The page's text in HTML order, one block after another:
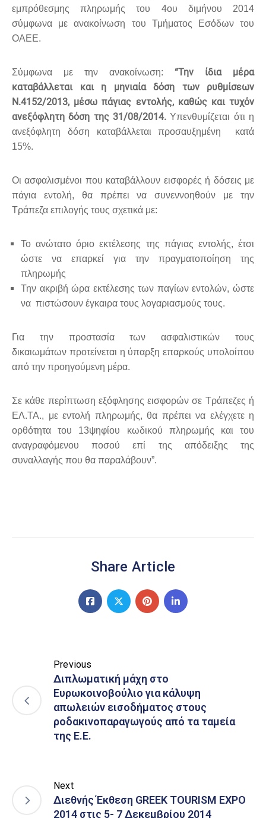
εμπρόθεσμης πληρωμής του 4ου διμήνου 2014
σύμφωνα με ανακοίνωση του Τμήματος Εσόδων του
ΟΑΕΕ.
Σύμφωνα με την ανακοίνωση: “Την ίδια μέρα
καταβάλλεται και η μηνιαία δόση των ρυθμίσεων
Ν.4152/2013, μέσω πάγιας εντολής, καθώς και τυχόν
ανεξόφλητη δόση της 31/08/2014. Υπενθυμίζεται ότι η
ανεξόφλητη δόση καταβάλλεται προσαυξημένη κατά
15%.
Οι ασφαλισμένοι που καταβάλλουν εισφορές ή δόσεις με
πάγια εντολή, θα πρέπει να συνεννοηθούν με την
Τράπεζα επιλογής τους σχετικά με:
Το ανώτατο όριο εκτέλεσης της πάγιας εντολής, έτσι
ώστε να επαρκεί για την πραγματοποίηση της
πληρωμής
Την ακριβή ώρα εκτέλεσης των παγίων εντολών, ώστε
να πιστώσουν έγκαιρα τους λογαριασμούς τους.
Για την προστασία των ασφαλιστικών τους
δικαιωμάτων προτείνεται η ύπαρξη επαρκούς υπολοίπου
από την προηγούμενη μέρα.
Σε κάθε περίπτωση εξόφλησης εισφορών σε Τράπεζες ή
ΕΛ.ΤΑ., με εντολή πληρωμής, θα πρέπει να ελέγχετε η
ορθότητα του 13ψηφίου κωδικού πληρωμής και του
αναγραφόμενου ποσού επί της απόδειξης της
συναλλαγής που θα παραλάβουν”.
Share Article
Previous
Διπλωματική μάχη στο
Ευρωκοινοβούλιο για κάλυψη
απωλειών εισοδήματος στους
ροδακινοπαραγωγούς από τα ταμεία
της Ε.Ε.
Next
Διεθνής Έκθεση GREEK TOURISM EXPO
2014 στις 5- 7 Δεκεμβρίου 2014